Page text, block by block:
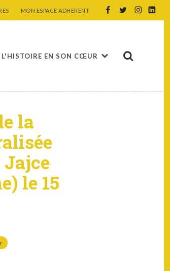
MON ESPACE ADHÉRENT
L'HISTOIRE EN SON CŒUR
la
le 15